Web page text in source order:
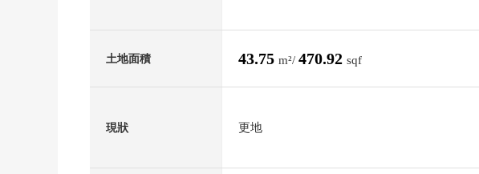
土地面積 43.75 m²/ 470.92 sqf
現狀 更地